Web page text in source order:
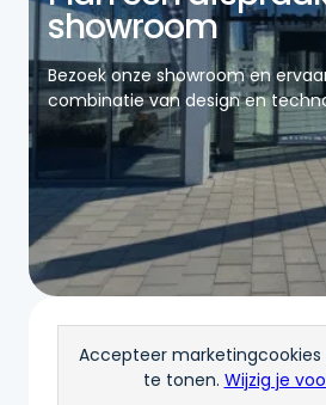
showroom
Bezoek onze showroom en
combinatie van design en
Accepteer
te tonen. Wijzig je